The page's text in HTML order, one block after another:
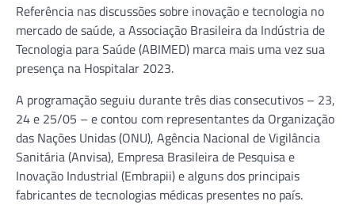
Referência nas discussões sobre inovação e tecnologia no
mercado de saúde, a Associação Brasileira da Indústria de
Tecnologia para Saúde (ABIMED) marca mais uma vez sua
presença na Hospitalar 2023.
A programação seguiu durante três dias consecutivos – 23,
24 e 25/05 – e contou com representantes da Organização
das Nações Unidas (ONU), Agência Nacional de Vigilância
Sanitária (Anvisa), Empresa Brasileira de Pesquisa e
Inovação Industrial (Embrapii) e alguns dos principais
fabricantes de tecnologias médicas presentes no país.